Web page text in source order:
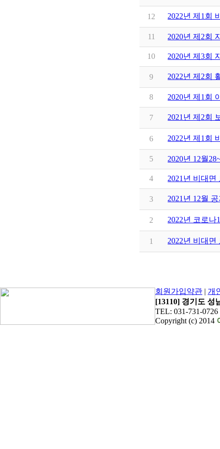
12 2022년 제1회
11 2020년 제2회
10 2020년 제3회
9 2022년 제2회
8 2020년 제1회
7 2021년 제2회
6 2022년 제1회
5 2020년 12월
4 2021년 비대
3 2021년 12월
2 2022년 코로나
1 2022년 비대
회원가입약관 | 개
[13110] 경기도 성
TEL: 031-731-
Copyright (c) 2014